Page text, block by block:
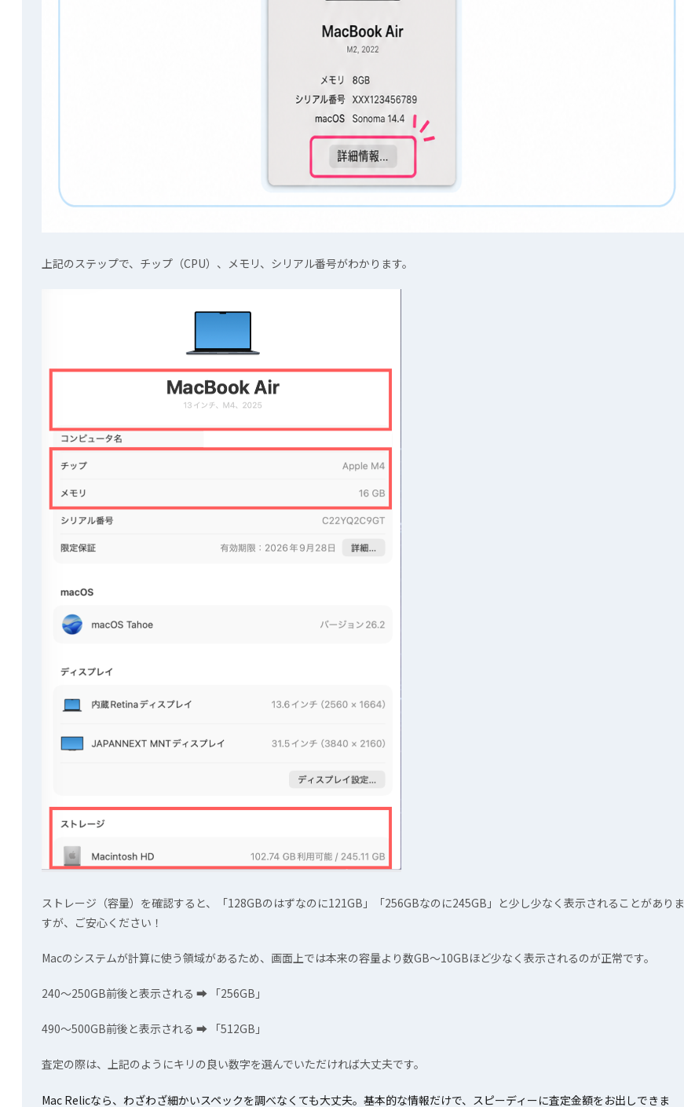
上記のステップで、チップ（CPU）、メモリ、シリアル番号がわかります。
ストレージ（容量）を確認すると、「128GBのはずなのに121GB」「256GBなのに245GB」と少し少なく表示されることがありま
すが、ご安心ください！
Macのシステムが計算に使う領域があるため、画面上では本来の容量より数GB〜10GBほど少なく表示されるのが正常です。
240〜250GB前後と表示される ➡ 「256GB」
490〜500GB前後と表示される ➡ 「512GB」
査定の際は、上記のようにキリの良い数字を選んでいただければ大丈夫です。
Mac Relicなら、わざわざ細かいスペックを調べなくても大丈夫。基本的な情報だけで、スピーディーに査定金額をお出しできま